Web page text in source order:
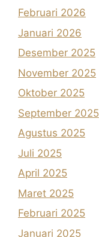
Februari 2026
Januari 2026
Desember 2025
November 2025
Oktober 2025
September 2025
Agustus 2025
Juli 2025
April 2025
Maret 2025
Februari 2025
Januari 2025